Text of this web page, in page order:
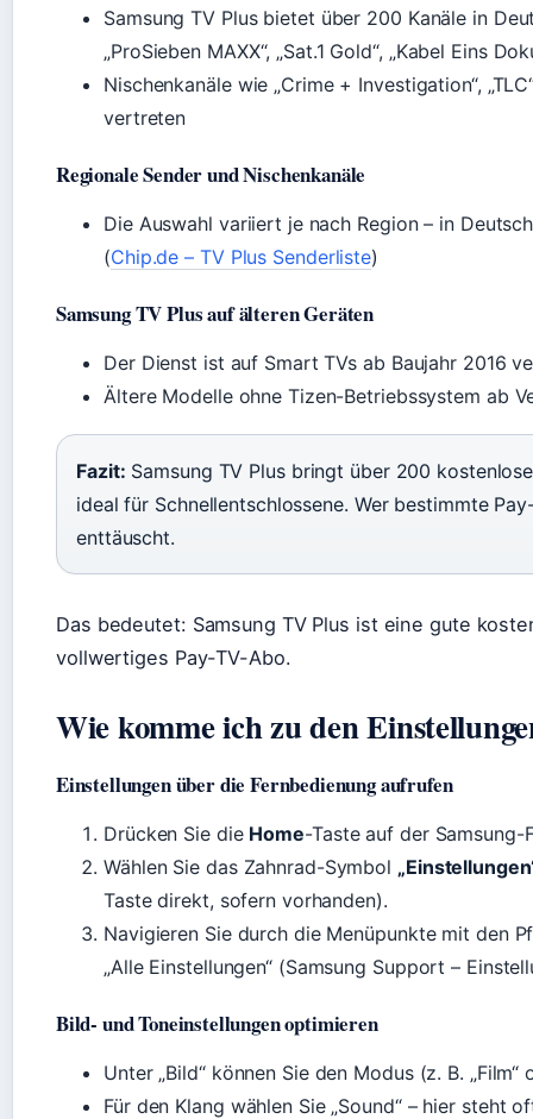
Samsung TV Plus bietet über 200 Kanäle in
„ProSieben MAXX“, „Sat.1 Gold“, „Kabel Eins
Nischenkanäle wie „Crime + Investigation“,
vertreten
Regionale Sender und Nischenkanäle
Die Auswahl variiert je nach Region – in
(Chip.de – TV Plus Senderliste)
Samsung TV Plus auf älteren Geräten
Der Dienst ist auf Smart TVs ab Baujahr 2016
Ältere Modelle ohne Tizen-Betriebssystem ab
Fazit: Samsung TV Plus bringt über 200
ideal für Schnellentschlossene. Wer bestimmte
enttäuscht.
Das bedeutet: Samsung TV Plus ist eine gute
vollwertiges Pay-TV-Abo.
Wie komme ich zu den
Einstellungen über die Fernbedienung aufrufen
Drücken Sie die Home-Taste auf der Samsung-
Wählen Sie das Zahnrad-Symbol
Taste direkt, sofern vorhanden).
Navigieren Sie durch die Menüpunkte mit den
„Alle Einstellungen“ (Samsung Support –
Bild- und Toneinstellungen optimieren
Unter „Bild“ können Sie den Modus (z. B.
Für den Klang wählen Sie „Sound“ – hier steht